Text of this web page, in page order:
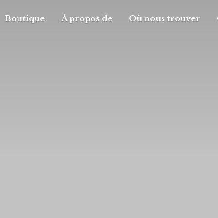
Boutique À propos de Où nous trouver